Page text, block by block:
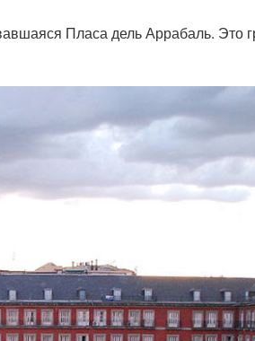
Пласа дель Аррабаль. Это